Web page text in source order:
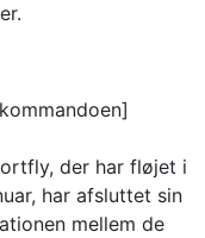
der har fløjet i
har afsluttet sin
mellem de